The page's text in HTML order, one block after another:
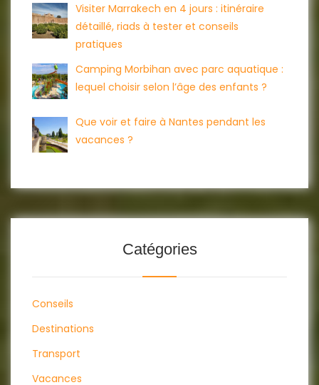
Visiter Marrakech en 4 jours : itinéraire
détaillé, riads à tester et conseils
pratiques
Camping Morbihan avec parc aquatique :
lequel choisir selon l’âge des enfants ?
Que voir et faire à Nantes pendant les
vacances ?
Catégories
Conseils
Destinations
Transport
Vacances